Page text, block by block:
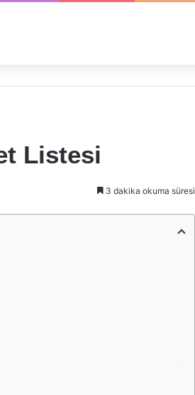
Listesi
3 dakika okuma süresi